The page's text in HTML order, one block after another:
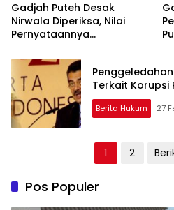
Gadjah Puteh Desak
Nirwala Diperiksa, Nilai
Pernyataannya
Dirjen Bea Cukai
Terkait Korupsi
Berita Hukum 27
1 2
Pos Populer